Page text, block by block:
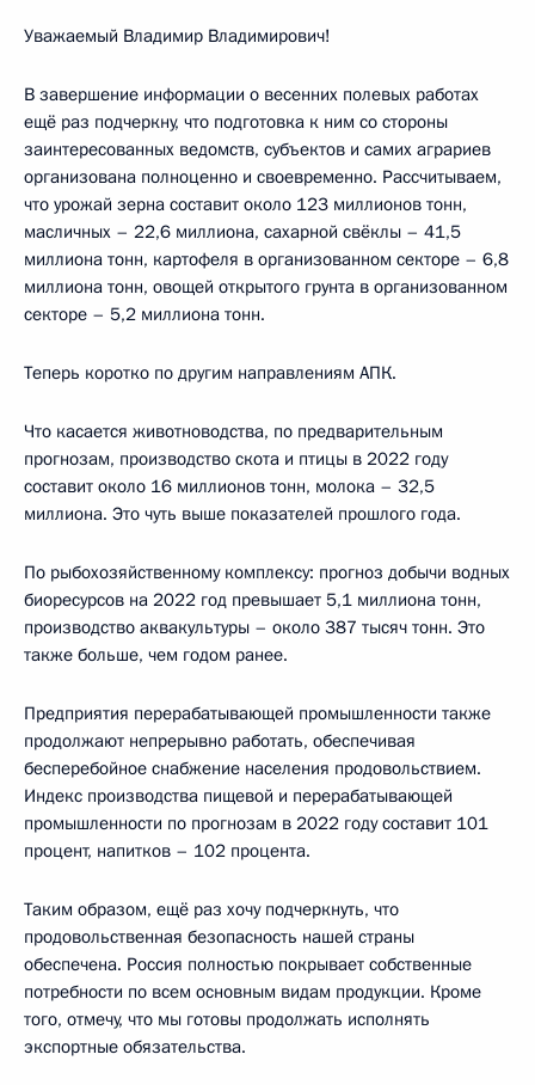
Уважаемый Владимир Владимирович!
В завершение информации о весенних полевых работах
ещё раз подчеркну, что подготовка к ним со стороны
заинтересованных ведомств, субъектов и самих аграриев
организована полноценно и своевременно. Рассчитываем,
что урожай зерна составит около 123 миллионов тонн,
масличных – 22,6 миллиона, сахарной свёклы – 41,5
миллиона тонн, картофеля в организованном секторе – 6,8
миллиона тонн, овощей открытого грунта в организованном
секторе – 5,2 миллиона тонн.
Теперь коротко по другим направлениям АПК.
Что касается животноводства, по предварительным
прогнозам, производство скота и птицы в 2022 году
составит около 16 миллионов тонн, молока – 32,5
миллиона. Это чуть выше показателей прошлого года.
По рыбохозяйственному комплексу: прогноз добычи водных
биоресурсов на 2022 год превышает 5,1 миллиона тонн,
производство аквакультуры – около 387 тысяч тонн. Это
также больше, чем годом ранее.
Предприятия перерабатывающей промышленности также
продолжают непрерывно работать, обеспечивая
бесперебойное снабжение населения продовольствием.
Индекс производства пищевой и перерабатывающей
промышленности по прогнозам в 2022 году составит 101
процент, напитков – 102 процента.
Таким образом, ещё раз хочу подчеркнуть, что
продовольственная безопасность нашей страны
обеспечена. Россия полностью покрывает собственные
потребности по всем основным видам продукции. Кроме
того, отмечу, что мы готовы продолжать исполнять
экспортные обязательства.